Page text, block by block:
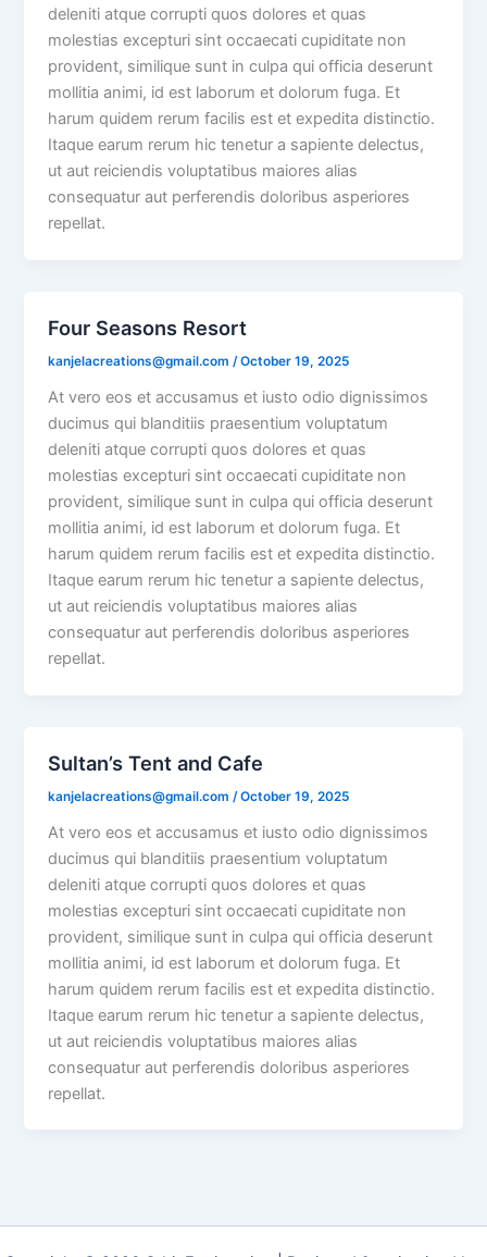
deleniti atque corrupti quos dolores et quas
molestias excepturi sint occaecati cupiditate non
provident, similique sunt in culpa qui officia deserunt
mollitia animi, id est laborum et dolorum fuga. Et
harum quidem rerum facilis est et expedita distinctio.
Itaque earum rerum hic tenetur a sapiente delectus,
ut aut reiciendis voluptatibus maiores alias
consequatur aut perferendis doloribus asperiores
repellat.
Four Seasons Resort
kanjelacreations@gmail.com/October 19, 2025
At vero eos et accusamus et iusto odio dignissimos
ducimus qui blanditiis praesentium voluptatum
deleniti atque corrupti quos dolores et quas
molestias excepturi sint occaecati cupiditate non
provident, similique sunt in culpa qui officia deserunt
mollitia animi, id est laborum et dolorum fuga. Et
harum quidem rerum facilis est et expedita distinctio.
Itaque earum rerum hic tenetur a sapiente delectus,
ut aut reiciendis voluptatibus maiores alias
consequatur aut perferendis doloribus asperiores
repellat.
Sultan’s Tent and Cafe
kanjelacreations@gmail.com /October 19, 2025
At vero eos et accusamus et iusto odio dignissimos
ducimus qui blanditiis praesentium voluptatum
deleniti atque corrupti quos dolores et quas
molestias excepturi sint occaecati cupiditate non
provident, similique sunt in culpa qui officia deserunt
mollitia animi, id est laborum et dolorum fuga. Et
harum quidem rerum facilis est et expedita distinctio.
Itaque earum rerum hic tenetur a sapiente delectus,
ut aut reiciendis voluptatibus maiores alias
consequatur aut perferendis doloribus asperiores
repellat.